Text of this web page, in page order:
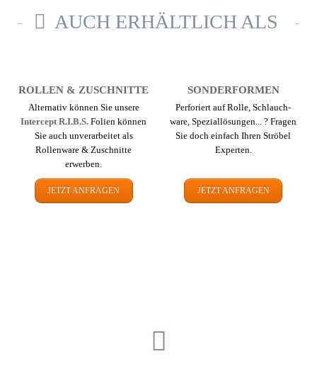
AUCH ERHÄLTLICH ALS
ROLLEN & ZUSCHNITTE
Alternativ können Sie unsere
Intercept R.I.B.S. Folien können
Sie auch un­ver­arbeitet als
Rollenware & Zuschnitte
erwerben.
JETZT ANFRAGEN
SONDER­FORMEN
Perforiert auf Rolle, Schlauch­
ware, Spezial­lösungen... ? Fragen
Sie doch einfach Ihren Ströbel
Experten.
JETZT ANFRAGEN